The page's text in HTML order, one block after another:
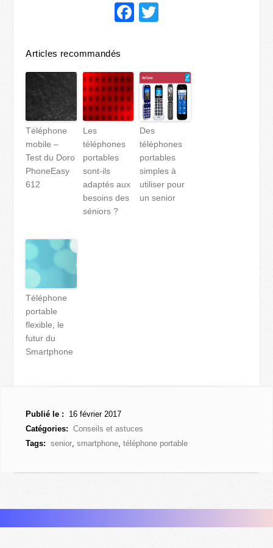
Facebook
Articles recommandés
Téléphone
mobile –
Test du Doro
PhoneEasy
612
Les
téléphones
portables
sont-ils
adaptés aux
besoins des
séniors ?
Des
téléphones
portables
simples à
utiliser pour
un senior
Téléphone
portable
flexible, le
futur du
Smartphone
Publié le :
16 février 2017
Catégories:
Conseils et astuces
Tags:
senior ,smartphone ,téléphone portable